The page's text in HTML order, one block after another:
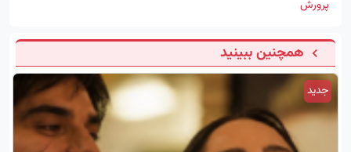
پرورش
همچنین ببینید
جدید